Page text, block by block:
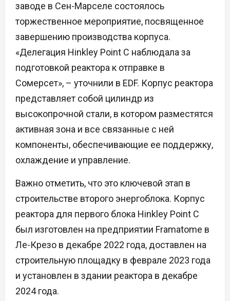
заводе в Сен-Марселе состоялось
торжественное мероприятие, посвященное
завершению производства корпуса.
«Делегация Hinkley Point C наблюдала за
подготовкой реактора к отправке в
Сомерсет», – уточнили в EDF. Корпус реактора
представляет собой цилиндр из
высокопрочной стали, в котором разместятся
активная зона и все связанные с ней
компоненты, обеспечивающие ее поддержку,
охлаждение и управление.
Важно отметить, что это ключевой этап в
строительстве второго энергоблока. Корпус
реактора для первого блока Hinkley Point C
был изготовлен на предприятии Framatome в
Ле-Крезо в декабре 2022 года, доставлен на
строительную площадку в феврале 2023 года
и установлен в здании реактора в декабре
2024 года.